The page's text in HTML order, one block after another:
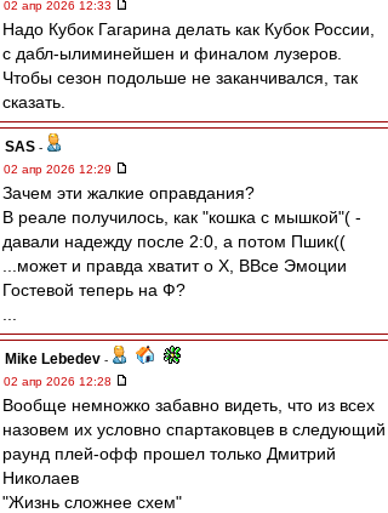
02 апр 2026 12:33
Надо Кубок Гагарина делать как Кубок России,
с дабл-ылиминейшен и финалом лузеров.
Чтобы сезон подольше не заканчивался, так
сказать.
SAS -
02 апр 2026 12:29
Зачем эти жалкие оправдания?
В реале получилось, как "кошка с мышкой"( -
давали надежду после 2:0, а потом Пшик((
...может и правда хватит о Х, ВВсе Эмоции
Гостевой теперь на Ф?
Mike Lebedev -
02 апр 2026 12:28
Вообще немножко забавно видеть, что из всех
назовем их условно спартаковцев в следующий
раунд плей-офф прошел только Дмитрий
Николаев
"Жизнь сложнее схем"